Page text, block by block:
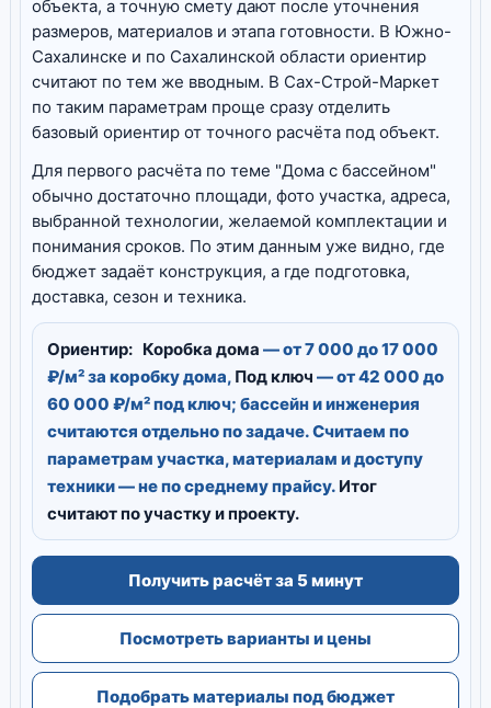
объекта, а точную смету дают после уточнения
размеров, материалов и этапа готовности. В Южно-
Сахалинске и по Сахалинской области ориентир
считают по тем же вводным. В Сах-Строй-Маркет
по таким параметрам проще сразу отделить
базовый ориентир от точного расчёта под объект.
Для первого расчёта по теме "Дома с бассейном"
обычно достаточно площади, фото участка, адреса,
выбранной технологии, желаемой комплектации и
понимания сроков. По этим данным уже видно, где
бюджет задаёт конструкция, а где подготовка,
доставка, сезон и техника.
Ориентир: Коробка дома — от 7 000 до 17 000
₽/м² за коробку дома, Под ключ — от 42 000 до
60 000 ₽/м² под ключ; бассейн и инженерия
считаются отдельно по задаче. Считаем по
параметрам участка, материалам и доступу
техники — не по среднему прайсу. Итог
считают по участку и проекту.
Получить расчёт за 5 минут
Посмотреть варианты и цены
Подобрать материалы под бюджет